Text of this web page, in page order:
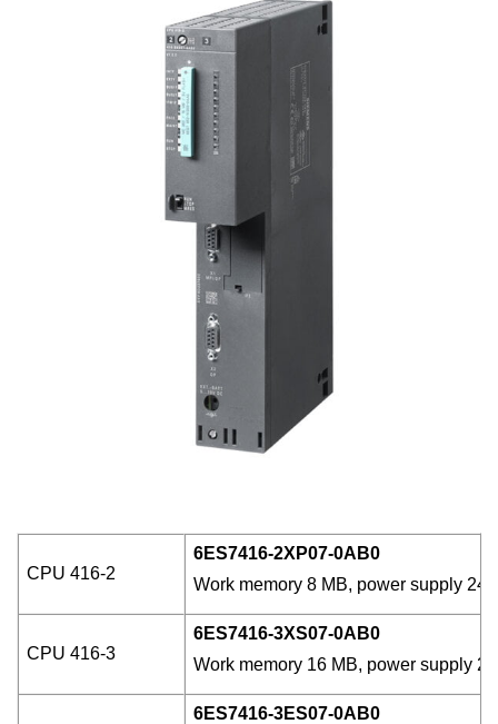
CPU 416-2
6ES7416-2XP07-0AB0
Work memory 8 MB, power supply 24
CPU 416-3
6ES7416-3XS07-0AB0
Work memory 16 MB, power supply
6ES7416-3ES07-0AB0